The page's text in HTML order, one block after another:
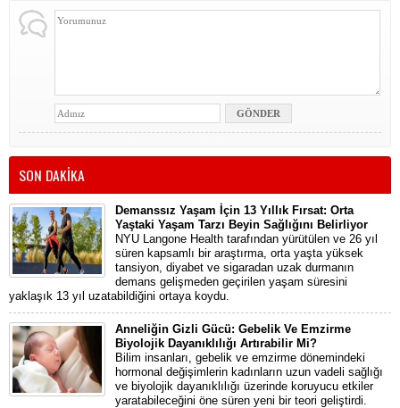
SON DAKİKA
Demanssız Yaşam İçin 13 Yıllık Fırsat: Orta
Yaştaki Yaşam Tarzı Beyin Sağlığını Belirliyor
NYU Langone Health tarafından yürütülen ve 26 yıl
süren kapsamlı bir araştırma, orta yaşta yüksek
tansiyon, diyabet ve sigaradan uzak durmanın
demans gelişmeden geçirilen yaşam süresini
yaklaşık 13 yıl uzatabildiğini ortaya koydu.
Anneliğin Gizli Gücü: Gebelik Ve Emzirme
Biyolojik Dayanıklılığı Artırabilir Mi?
Bilim insanları, gebelik ve emzirme dönemindeki
hormonal değişimlerin kadınların uzun vadeli sağlığı
ve biyolojik dayanıklılığı üzerinde koruyucu etkiler
yaratabileceğini öne süren yeni bir teori geliştirdi.